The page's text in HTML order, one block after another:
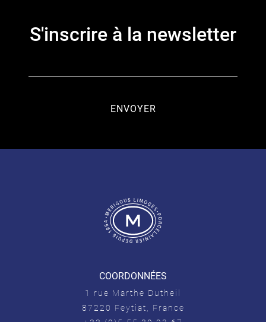
S'inscrire à la newsletter
COORDONNÉES
1 rue Marthe Dutheil
87220 Feytiat, France